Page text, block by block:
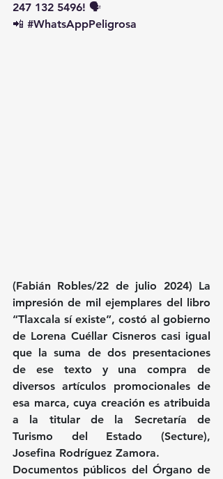
247 132 5496! 🗣️
📲 #WhatsAppPeligrosa
(Fabián Robles/22 de julio 2024) La
impresión de mil ejemplares del libro
“Tlaxcala sí existe”, costó al gobierno
de Lorena Cuéllar Cisneros casi igual
que la suma de dos presentaciones
de ese texto y una compra de
diversos artículos promocionales de
esa marca, cuya creación es atribuida
a la titular de la Secretaría de
Turismo del Estado (Secture),
Josefina Rodríguez Zamora.
Documentos públicos del Órgano de